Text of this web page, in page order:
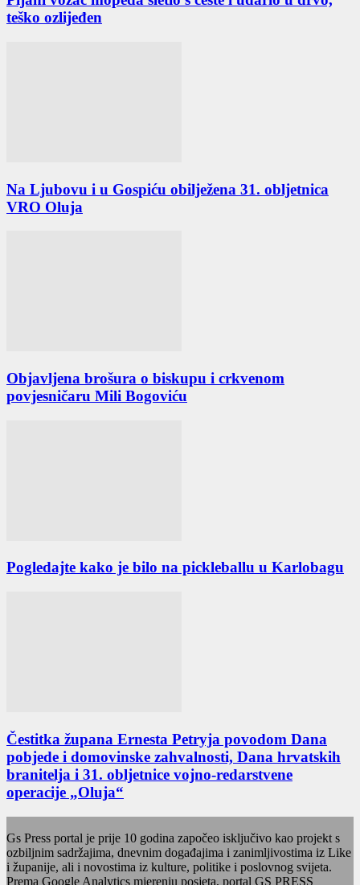
teško ozlijeđen
Na Ljubovu i u Gospiću obilježena 31. obljetnica
VRO Oluja
Objavljena brošura o biskupu i crkvenom
povjesničaru Mili Bogoviću
Pogledajte kako je bilo na pickleballu u Karlobagu
Čestitka župana Ernesta Petryja povodom Dana
pobjede i domovinske zahvalnosti, Dana hrvatskih
branitelja i 31. obljetnice vojno-redarstvene
operacije „Oluja“
Gs Press portal je prije 10 godina započeo isključivo kao projekt s
ozbiljnim sadržajima, dnevnim događajima i zanimljivostima iz Like
i županije, ali i novostima iz kulture, politike i poslovnog svijeta.
Prema Google Analytics mjerenju posjeta, portal GS PRESS